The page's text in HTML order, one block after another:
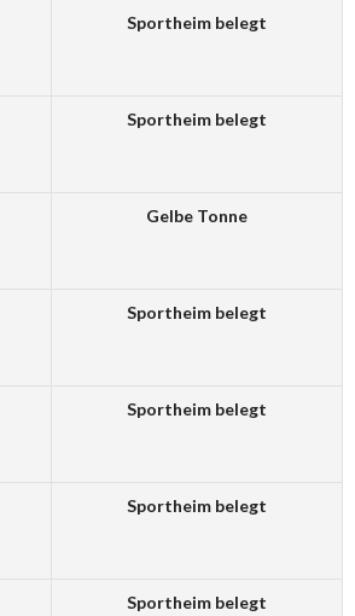
Sportheim belegt
Sportheim belegt
Gelbe Tonne
Sportheim belegt
Sportheim belegt
Sportheim belegt
Sportheim belegt